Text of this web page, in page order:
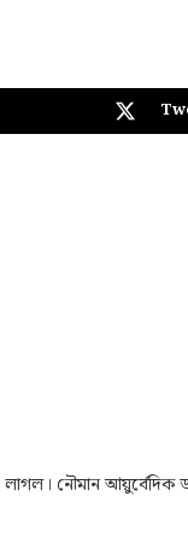
নৌমান আয়ুর্বেদিক